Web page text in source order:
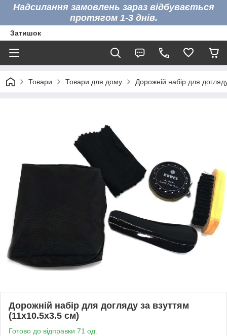
Надсилання замовлень зараз відбувається
протягом 1-3 днів.
Затишок
Товари Товари для дому Дорожній набір для
Дорожній набір для догляду за взуттям
(11х10.5х3.5 см)
Готово до відправки 71 од.